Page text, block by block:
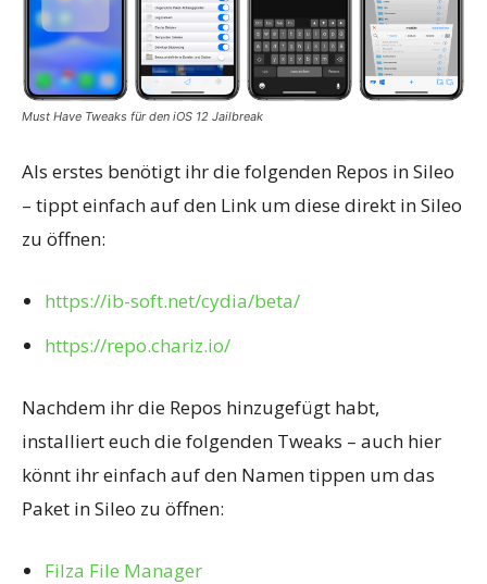
Must Have Tweaks für den iOS 12 Jailbreak
Als erstes benötigt ihr die folgenden Repos in Sileo
– tippt einfach auf den Link um diese direkt in Sileo
zu öffnen:
https://ib-soft.net/cydia/beta/
https://repo.chariz.io/
Nachdem ihr die Repos hinzugefügt habt,
installiert euch die folgenden Tweaks – auch hier
könnt ihr einfach auf den Namen tippen um das
Paket in Sileo zu öffnen:
Filza File Manager